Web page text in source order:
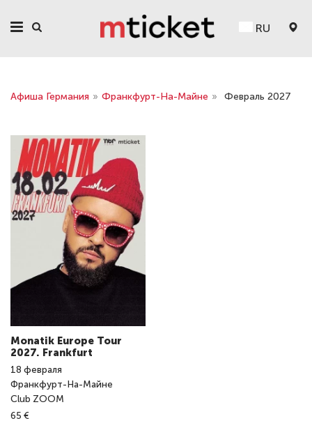
RU
Афиша Германия » Франкфурт-На-Майне » Февраль 2027
Monatik Europe Tour
2027. Frankfurt
18 февраля
Франкфурт-На-Майне
Club ZOOM
65 €